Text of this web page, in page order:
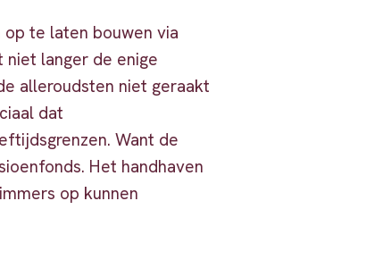
te laten bouwen via
langer de enige
alleroudsten niet geraakt
dat
Want de
Het handhaven
op kunnen